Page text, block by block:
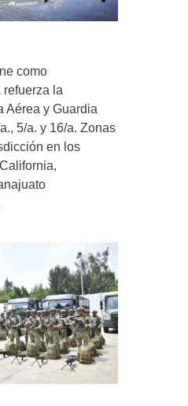
como
la
Aérea y Guardia
5/a. y 16/a. Zonas
en los